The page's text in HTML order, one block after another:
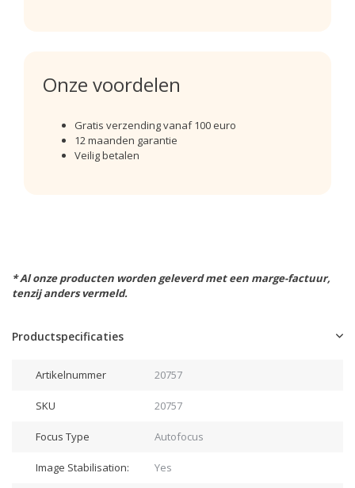
Onze voordelen
Gratis verzending vanaf 100 euro
12 maanden garantie
Veilig betalen
* Al onze producten worden geleverd met een marge-factuur,
tenzij anders vermeld.
Productspecificaties
Artikelnummer 20757
SKU 20757
Focus Type Autofocus
Image Stabilisation: Yes